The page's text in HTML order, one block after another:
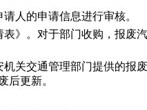
人的申请信息进行审核。
》。对于部门收购，报废
交通管理部门提供的报
后更新。